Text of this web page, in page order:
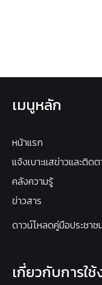
เมนูหลัก
หน้าแรก
แจ้งเบาะแสข่าวและติด
คลังความรู้
ข่าวสาร
ดาวน์โหลดคู่มือประชาช
เกี่ยวกับการใช้